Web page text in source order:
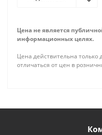
Цена не является
информационных целях.
Цена действительна
отличаться от цен в